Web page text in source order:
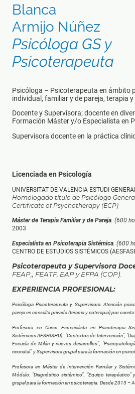
Blanca
Armijo Núñez
Psicóloga GS y
Psicoterapeuta
Psicóloga – Psicoterapeuta en ámbito
individual, familiar y de pareja, terapia
Docente y Supervisora; docente en
Formación Máster y/o Especialista en
Supervisora docente en la práctica
Licenciada en Psicología
UNIVERSITAT DE VALENCIA ESTUDI
Homologado título de Psicólogo
Certificate of Psychotherapy (ECP)
Máster de Terapia Familiar y de Pareja. (600
2003
Especialista en Psicoterapia Sistémica. (600
CENTRO DE ESTUDIOS SISTÉMICOS
Psicoterapeuta y Supervisora
FEAP,, FEATF, EAP y EFPA (COP).
EXPERIENCIA PROFESIONAL:
Psicóloga Psicoterapeuta y Supervisora: Atención
pareja en consulta privada (terapia y coterapia) por
Profesora en Curso Especialista en Psicoterapia
Sistémicos AESFASHU). “Contextos de Intervención”,
Escuela de Milán y nuevos desarrollos”,
neonatal” y Supervisora grupal para la formación en
Profesora en Máster de Intervención Familiar y
Módulo: “Diagnóstico sistémico”, “Equipo terapéutico”
grupal para la formación en psicoterapia. Desde 2013 –